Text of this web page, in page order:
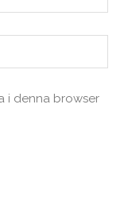
i denna browser